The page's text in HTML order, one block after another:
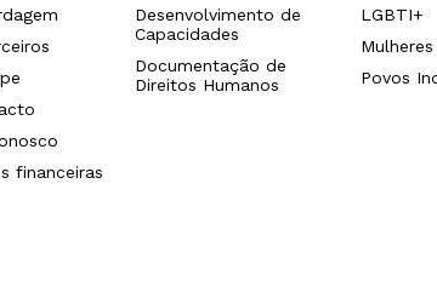
financeiras
Desenvolvimento de
Capacidades
Documentação de
Direitos Humanos
LGBTI+
Mulheres
Povos